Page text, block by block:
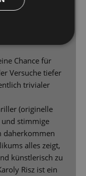
von
als
Chance für
Versuche tiefer
trivialer
(originelle
und stimmige
daherkommen
alles zeigt,
künstlerisch zu
Risz ist ein